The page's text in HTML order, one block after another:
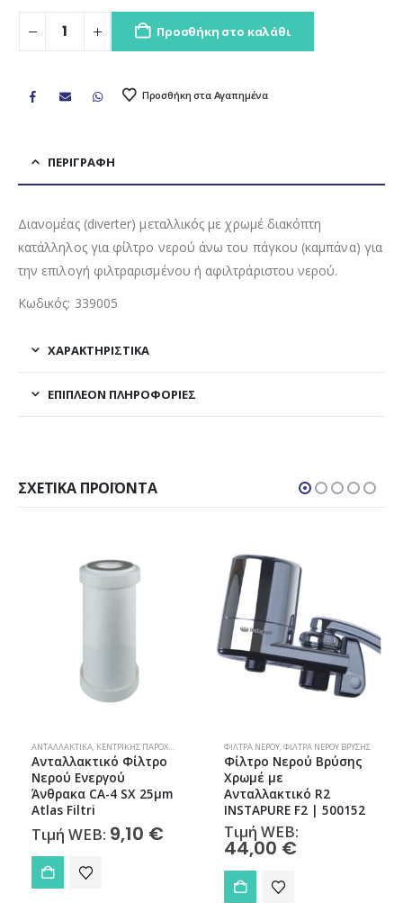
Προσθήκη στο καλάθι
Προσθήκη στα Αγαπημένα
ΠΕΡΙΓΡΑΦΉ
Διανομέας (diverter) μεταλλικός με χρωμέ διακόπτη
κατάλληλος για φίλτρο νερού άνω του πάγκου (καμπάνα) για
την επιλογή φιλτραρισμένου ή αφιλτράριστου νερού.
Κωδικός: 339005
ΧΑΡΑΚΤΗΡΙΣΤΙΚΑ
ΕΠΙΠΛΈΟΝ ΠΛΗΡΟΦΟΡΊΕΣ
ΣΧΕΤΙΚΆ ΠΡΟΪΌΝΤΑ
ΑΝΤΑΛΛΑΚΤΙΚΆ, ΚΕΝΤΡΙΚΉΣ ΠΑΡΟΧΉΣ ΦΊΛΤΡΑ ΝΕΡΟΎ
Ανταλλακτικό Φίλτρο
Νερού Ενεργού
Άνθρακα CA-4 SX 25μm
Atlas Filtri
Τιμή WEB: 9,10 €
ΦΊΛΤΡΑ ΝΕΡΟΎ,ΦΊΛΤΡΑ ΝΕΡΟΎ ΒΡΎΣΗΣ
Φίλτρο Νερού Βρύσης
Χρωμέ με
Ανταλλακτικό R2
INSTAPURE F2 | 500152
Τιμή WEB:
44,00 €